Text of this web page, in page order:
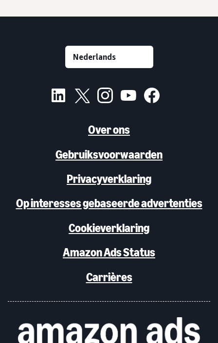
Over ons
Gebruiksvoorwaarden
Privacyverklaring
Op interesses gebaseerde advertenties
Cookieverklaring
Amazon Ads Status
Carrières